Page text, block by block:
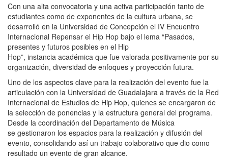
Con una alta convocatoria y una activa participación tanto de
estudiantes como de exponentes de la cultura urbana, se
desarrolló en la Universidad de Concepción el IV Encuentro
Internacional Repensar el Hip Hop bajo el lema “Pasados,
presentes y futuros posibles en el Hip
Hop”, instancia académica que fue valorada positivamente por su
organización, diversidad de enfoques y proyección futura.
Uno de los aspectos clave para la realización del evento fue la
articulación con la Universidad de Guadalajara a través de la Red
Internacional de Estudios de Hip Hop, quienes se encargaron de
la selección de ponencias y la estructura general del programa.
Desde la coordinación del Departamento de Música
se gestionaron los espacios para la realización y difusión del
evento, consolidando así un trabajo colaborativo que dio como
resultado un evento de gran alcance.